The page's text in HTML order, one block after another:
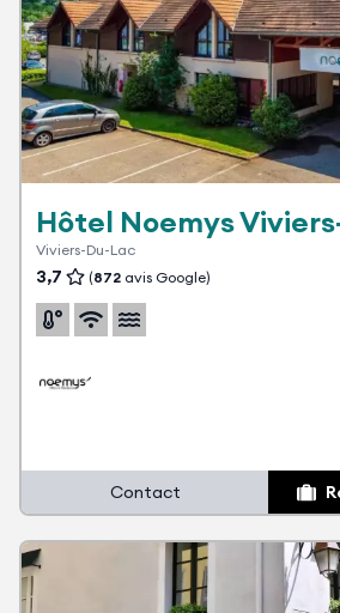
Hôtel Noemys
Viviers-Du-Lac
3,7 (872avis Google)
Contact